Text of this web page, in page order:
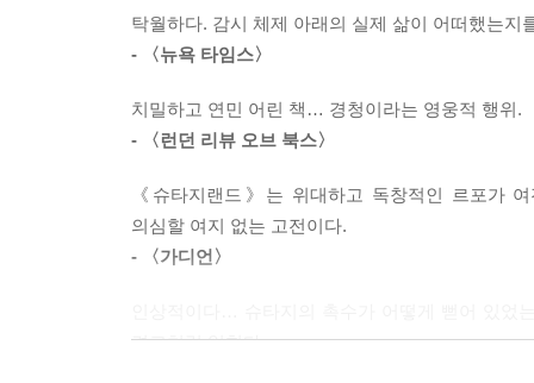
장벽이 세워지던 8월 13일, 코흐는 주둔지로 호출
어요. 지휘관은 제 부츠를 보더니 임무를 수행하
다. 그날은 여느 때와 다름없는 여름날이었어요.
함을 치고 있었습니다. (…) 그때 전 겨우 스물한 살
“전 이렇게 말했어요. ‘브라보. 훌륭하군요. 근데
니까, 아니면 슈타지에 맞서서 일했기 때문에 벌
체제의 부속품이었던 가해자들을 직접 찾아가 그
선입견 없이 인물들의 내면 깊숙한 곳까지 파고
올랐다. 2004년 영국 최고의 논픽션상인 새뮤
독자에게 충격을 안겼다.
감시는 인간의 삶을 어떻게 파괴하는가
-비극 속에서도 빛나는 인간의 존엄성과 강인함
탁월하다. 감시 체제 아래의 실제 삶이 어떠했는
- 〈뉴욕 타임스〉
치밀하고 연민 어린 책… 경청이라는 영웅적 행위.
- 〈런던 리뷰 오브 북스〉
《슈타지랜드》는 위대하고 독창적인 르포가
의심할 여지 없는 고전이다.
- 〈가디언〉
경고처럼 읽힌다.